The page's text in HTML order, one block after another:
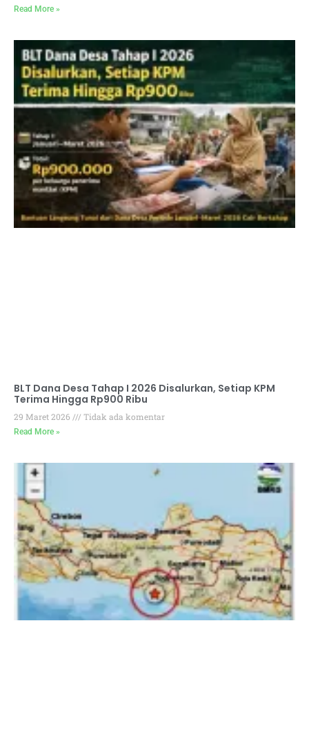
Read More »
BLT Dana Desa Tahap I 2026 Disalurkan, Setiap KPM
Terima Hingga Rp900 Ribu
29 Maret 2026 Tidak ada komentar
Read More »